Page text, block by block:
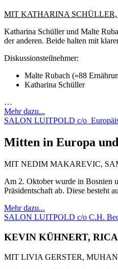
MIT KATHARINA
Katharina Schüller und Malte
der anderen. Beide halten mit
Diskussionsteilnehmer:
Malte Rubach (»88
Katharina Schüller
…
Mehr dazu...
SALON LUITPOLD c/o
Mitten in Europa
MIT NEDIM MAKAREVIC,
Am 2. Oktober wurde in Bosnien
Präsidentschaft ab. Diese besteht
Mehr dazu...
SALON LUITPOLD c/o C.H.
KEVIN KÜHNERT,
MIT LIVIA GERSTER,